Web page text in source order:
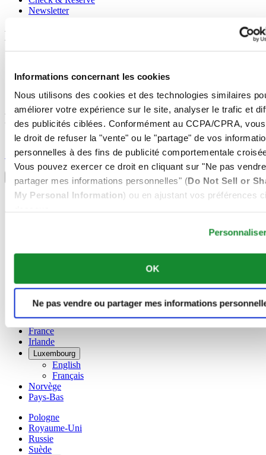
Informations concernant les cookies
Nous utilisons des cookies et des technologies similaires
améliorer votre expérience sur le site, analyser le trafic et
des publicités ciblées. Conformément au CCPA/CPRA,
le droit de refuser la "vente" ou le "partage" de vos
personnelles à des fins de publicité comportementale
Vous pouvez exercer ce droit en cliquant sur "Ne pas
partager mes informations personnelles" (Do Not Sell or
My Personal Information) ou en ajustant vos préférences
OK
Ne pas vendre ou partager mes informations
Newsletter
Mentions légales
Déclaration de Confidentialité
Informations concernant les cookies
Conditions de vente
Rejoignez le club CERTINA
S'inscrire pour recevoir des informations exclusives
S'inscrire
Sélectionner un pays/une région
Sélecteur de langue
Allemagne
Chine
Danemark
Espagne
Finlande
France
Irlande
Luxembourg
English
Français
Norvège
Pays-Bas
Pologne
Royaume-Uni
Russie
Suède